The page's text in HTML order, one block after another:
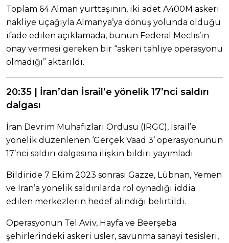
Toplam 64 Alman yurttaşının, iki adet A400M askeri
nakliye uçağıyla Almanya’ya dönüş yolunda olduğu
ifade edilen açıklamada, bunun Federal Meclis’in
onay vermesi gereken bir “askeri tahliye operasyonu
olmadığı” aktarıldı.
20:35 | İran’dan İsrail’e yönelik 17’nci saldırı
dalgası
İran Devrim Muhafızları Ordusu (IRGC), İsrail’e
yönelik düzenlenen ‘Gerçek Vaad 3’ operasyonunun
17’nci saldırı dalgasına ilişkin bildiri yayımladı.
Bildiride 7 Ekim 2023 sonrası Gazze, Lübnan, Yemen
ve İran’a yönelik saldırılarda rol oynadığı iddia
edilen merkezlerin hedef alındığı belirtildi.
Operasyonun Tel Aviv, Hayfa ve Beerşeba
şehirlerindeki askeri üsler, savunma sanayi tesisleri,